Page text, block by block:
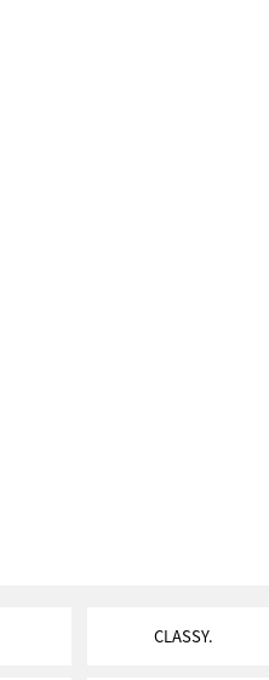
CLASSY.